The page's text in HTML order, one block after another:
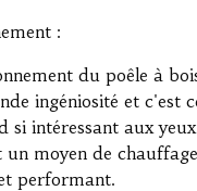
:
du poêle à
ingéniosité et c'est
si intéressant aux
un moyen de
performant.